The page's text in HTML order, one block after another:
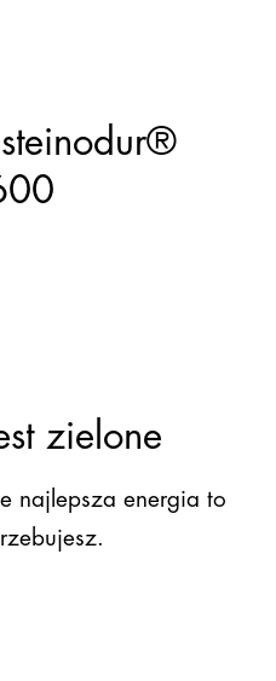
zielone
najlepsza energia to